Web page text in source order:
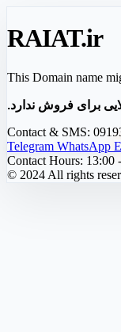
RAIAT.ir
This Domain name
برای فروش ندارد.
Contact & SMS:
Telegram WhatsApp
Contact Hours: 13:00
© 2024 All rights